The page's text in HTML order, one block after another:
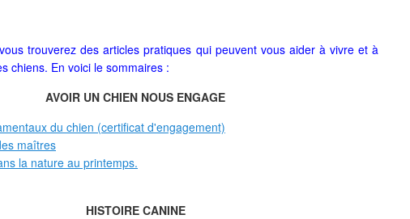
trouverez des articles pratiques qui peuvent vous aider à vivre et à
chiens. En voici le sommaires :
AVOIR UN CHIEN NOUS ENGAGE
du chien (certificat d'engagement)
maîtres
la nature au printemps.
HISTOIRE CANINE